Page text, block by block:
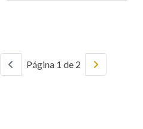
Página 1 de 2